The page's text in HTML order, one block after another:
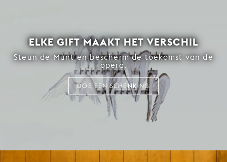
ELKE GIFT MAAKT HET VERSCHIL
Steun de Munt en bescherm de toekomst van de
opera.
DOE EEN SCHENKING